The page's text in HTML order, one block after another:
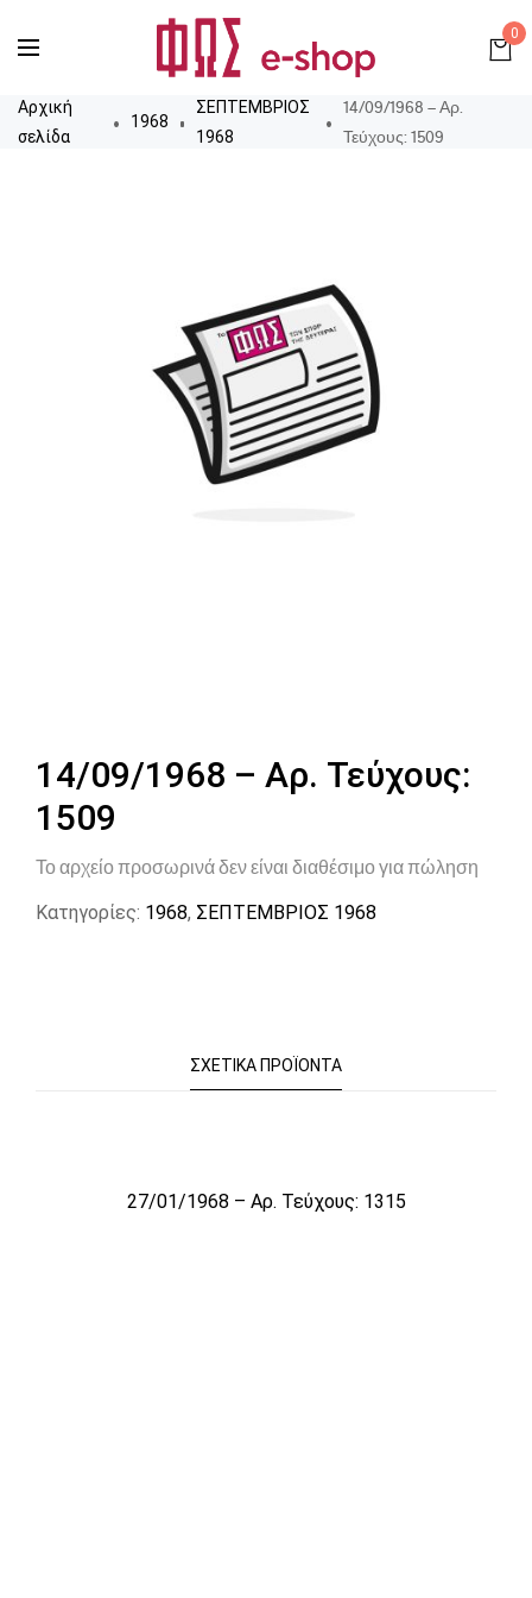
0
Αρχική
σελίδα
1968
ΣΕΠΤΕΜΒΡΙΟΣ
1968
14/09/1968 – Αρ.
Τεύχους: 1509
14/09/1968 – Αρ. Τεύχους:
1509
Το αρχείο προσωρινά δεν είναι διαθέσιμο για πώληση
Κατηγορίες: 1968, ΣΕΠΤΕΜΒΡΙΟΣ 1968
ΣΧΕΤΙΚΆ ΠΡΟΪΌΝΤΑ
Το αρχείο προσωρινά δεν είναι διαθέσιμο για πώληση
27/01/1968 – Αρ. Τεύχους: 1315